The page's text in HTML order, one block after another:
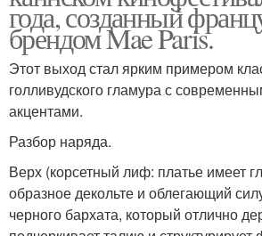
года, созданный
брендом Mae Paris.
Этот выход стал ярким примером
голливудского гламура с
акцентами.
Разбор наряда.
Верх (корсетный лиф: платье имеет
образное декольте и облегающий
черного бархата, который отлично